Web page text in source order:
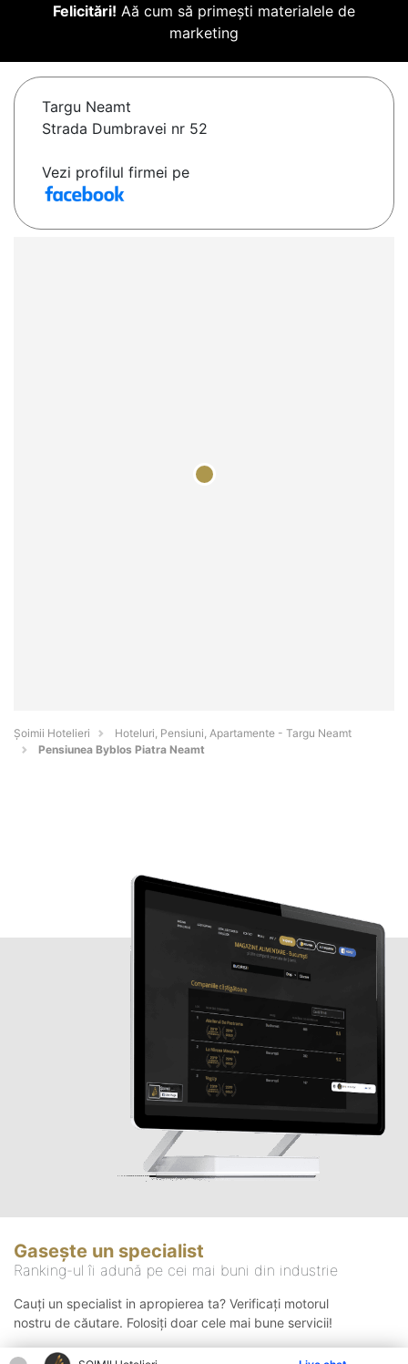
Felicitări! Aă cum să primești materialele de
marketing
Targu Neamt
Strada Dumbravei nr 52
Vezi profilul firmei pe
Șoimii Hotelieri
Hoteluri, Pensiuni, Apartamente - Targu Neamt
Pensiunea Byblos Piatra Neamt
Gasește un specialist
Ranking-ul îi adună pe cei mai buni din industrie
Cauți un specialist in apropierea ta? Verificați motorul
nostru de căutare. Folosiți doar cele mai bune servicii!